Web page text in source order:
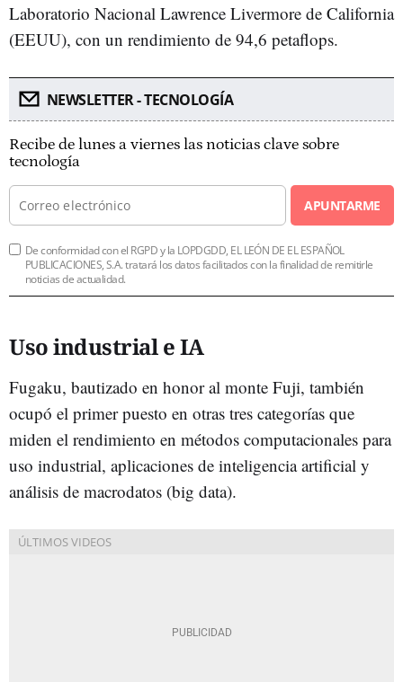
Laboratorio Nacional Lawrence Livermore de California
(EEUU), con un rendimiento de 94,6 petaflops.
NEWSLETTER - TECNOLOGÍA
Recibe de lunes a viernes las noticias clave sobre
tecnología
APUNTARME
De conformidad con el RGPD y la LOPDGDD, EL LEÓN DE EL ESPAÑOL
PUBLICACIONES, S.A. tratará los datos facilitados con la finalidad de remitirle
noticias de actualidad.
Uso industrial e IA
Fugaku, bautizado en honor al monte Fuji, también
ocupó el primer puesto en otras tres categorías que
miden el rendimiento en métodos computacionales para
uso industrial, aplicaciones de inteligencia artificial y
análisis de macrodatos (big data).